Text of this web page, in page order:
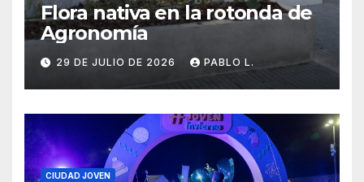
Flora nativa en la rotonda de
Agronomía
29 DE JULIO DE 2026 PABLO L.
CIUDAD JOVEN